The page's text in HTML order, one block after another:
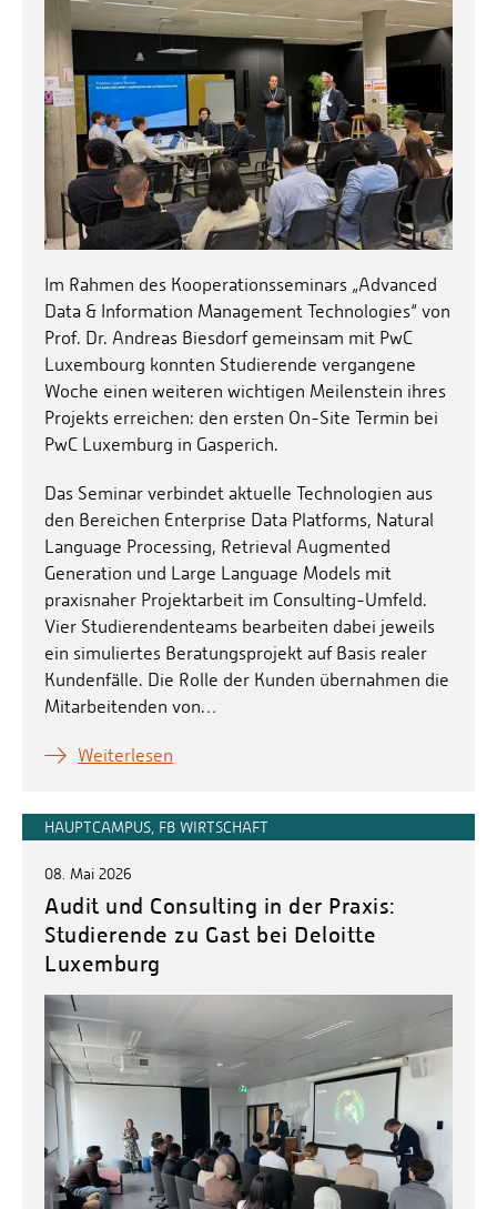
Im Rahmen des Kooperationsseminars „Advanced
Data & Information Management Technologies“ von
Prof. Dr. Andreas Biesdorf gemeinsam mit PwC
Luxembourg konnten Studierende vergangene
Woche einen weiteren wichtigen Meilenstein ihres
Projekts erreichen: den ersten On-Site Termin bei
PwC Luxemburg in Gasperich.
Das Seminar verbindet aktuelle Technologien aus
den Bereichen Enterprise Data Platforms, Natural
Language Processing, Retrieval Augmented
Generation und Large Language Models mit
praxisnaher Projektarbeit im Consulting-Umfeld.
Vier Studierendenteams bearbeiten dabei jeweils
ein simuliertes Beratungsprojekt auf Basis realer
Kundenfälle. Die Rolle der Kunden übernahmen die
Mitarbeitenden von…
Weiterlesen
HAUPTCAMPUS, FB WIRTSCHAFT
08. Mai 2026
Audit und Consulting in der Praxis:
Studierende zu Gast bei Deloitte
Luxemburg